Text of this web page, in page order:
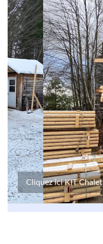
Cliquez ici KIT